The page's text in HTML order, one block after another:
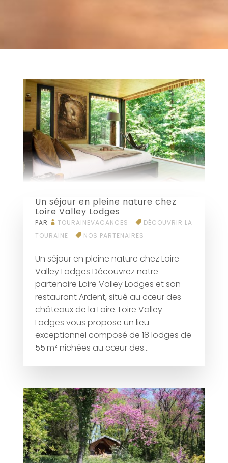
Un séjour en pleine nature chez
Loire Valley Lodges
PAR TOURAINEVACANCES
DÉCOUVRIR LA
TOURAINE
NOS PARTENAIRES
Un séjour en pleine nature chez Loire
Valley Lodges Découvrez notre
partenaire Loire Valley Lodges et son
restaurant Ardent, situé au cœur des
châteaux de la Loire. Loire Valley
Lodges vous propose un lieu
exceptionnel composé de 18 lodges de
55 m² nichées au cœur des...